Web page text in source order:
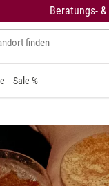
Beratungs-
Sale %